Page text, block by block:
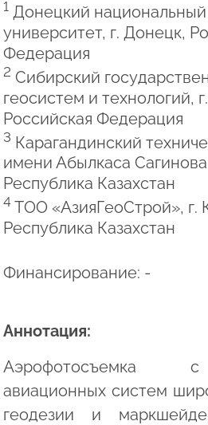
1 Донецкий национальный
университет, г. Донецк,
Федерация
2 Сибирский
геосистем и технологий,
Российская Федерация
3 Карагандинский
имени Абылкаса
Республика Казахстан
4 ТОО «АзияГеоСтрой», г.
Республика Казахстан
Финансирование: -
Аннотация:
Аэрофотосъемка
авиационных систем
геодезии и